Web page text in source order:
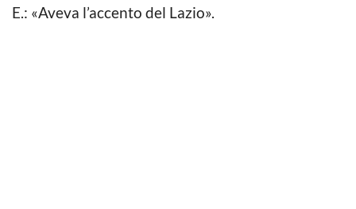
E.: «Aveva l’accento del Lazio».